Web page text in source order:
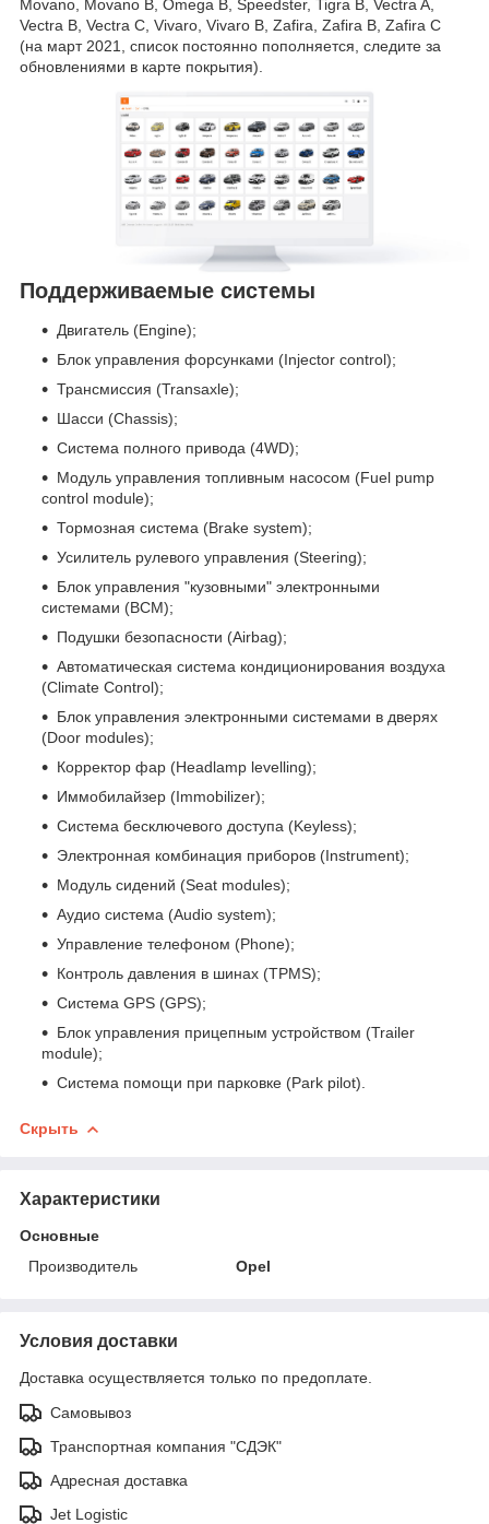
Movano, Movano B, Omega B, Speedster, Tigra B, Vectra A,
Vectra B, Vectra C, Vivaro, Vivaro B, Zafira, Zafira B, Zafira C
(на март 2021, список постоянно пополняется, следите за
обновлениями в карте покрытия).
Поддерживаемые системы
Двигатель (Engine);
Блок управления форсунками (Injector control);
Трансмиссия (Transaxle);
Шасси (Chassis);
Система полного привода (4WD);
Модуль управления топливным насосом (Fuel pump
control module);
Тормозная система (Brake system);
Усилитель рулевого управления (Steering);
Блок управления "кузовными" электронными
системами (BCM);
Подушки безопасности (Airbag);
Автоматическая система кондиционирования воздуха
(Climate Control);
Блок управления электронными системами в дверях
(Door modules);
Корректор фар (Headlamp levelling);
Иммобилайзер (Immobilizer);
Система бесключевого доступа (Keyless);
Электронная комбинация приборов (Instrument);
Модуль сидений (Seat modules);
Аудио система (Audio system);
Управление телефоном (Phone);
Контроль давления в шинах (TPMS);
Система GPS (GPS);
Блок управления прицепным устройством (Trailer
module);
Система помощи при парковке (Park pilot).
Скрыть
Характеристики
Основные
Производитель
Opel
Условия доставки
Доставка осуществляется только по предоплате.
Самовывоз
Транспортная компания "СДЭК"
Адресная доставка
Jet Logistic